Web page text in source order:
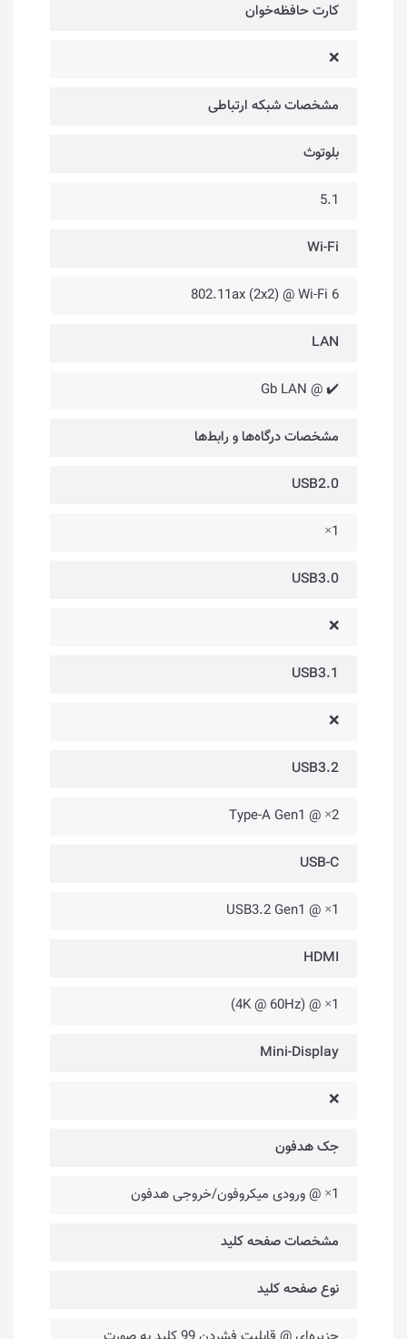
کارت حافظه‌خوان
❌
مشخصات شبکه ارتباطی
بلوتوث
5.1
Wi-Fi
802.11ax (2x2) @ Wi-Fi 6
LAN
✔️ @ Gb LAN
مشخصات درگاه‌ها و رابط‌ها
USB2.0
1×
USB3.0
❌
USB3.1
❌
USB3.2
2× @ Type-A Gen1
USB-C
1× @ USB3.2 Gen1
HDMI
1× @ (4K @ 60Hz)
Mini-Display
❌
جک هدفون
1× @ ورودی میکروفون/خروجی هدفون
مشخصات صفحه کلید
نوع صفحه کلید